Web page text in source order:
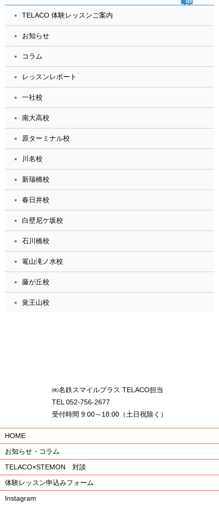
TELACO 体験レッスンご案内
お知らせ
コラム
レッスンレポート
一社校
南大高校
原ターミナル校
川名校
新瑞橋校
春日井校
白壁尼ケ坂校
石川橋校
篭山滝ノ水校
藤が丘校
覚王山校
㈱名鉄スマイルプラス TELACO担当
TEL 052-756-2677
受付時間 9:00～18:00（土日祝除く）
HOME
お知らせ・コラム
TELACO×STEMON 対談
体験レッスン申込みフォーム
Instagram